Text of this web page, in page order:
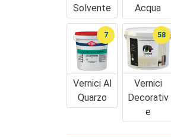
Solvente
Acqua
Vernici Al
Quarzo
7
Vernici
Decorativ
E
58